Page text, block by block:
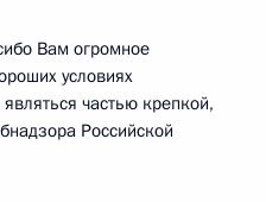
Вам огромное
условиях
частью крепкой,
Российской